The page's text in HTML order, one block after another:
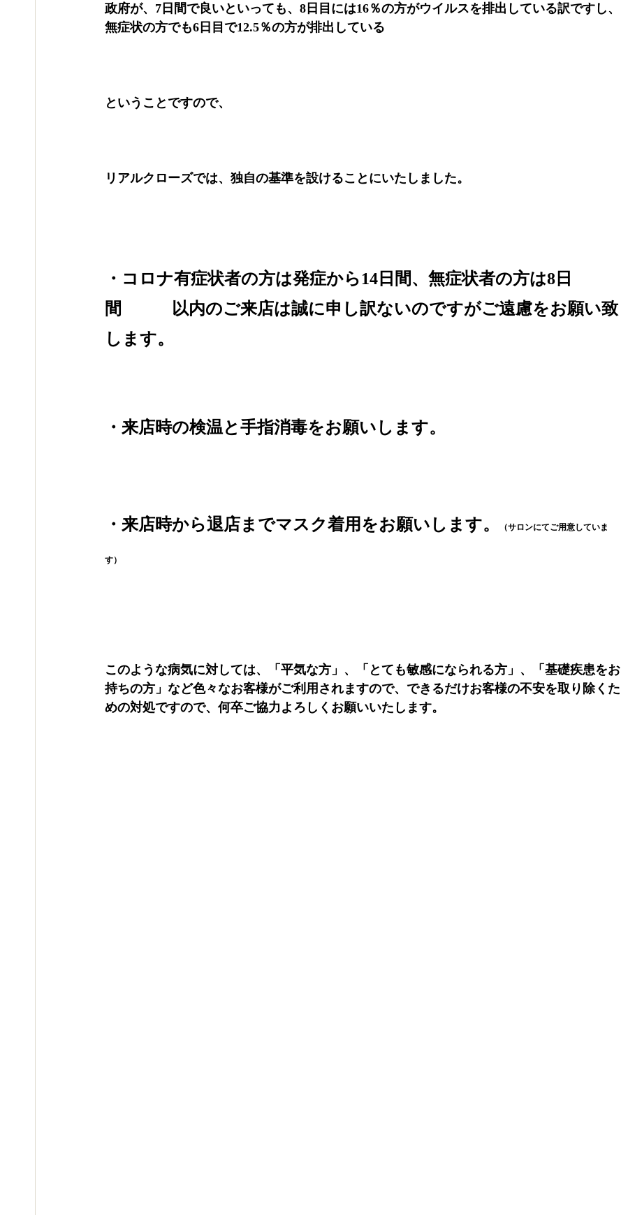
政府が、7日間で良いといっても、8日目には16％の方がウイルスを排出している訳ですし、
無症状の方でも6日目で12.5％の方が排出している
ということですので、
リアルクローズでは、独自の基準を設けることにいたしました。
・コロナ有症状者の方は発症から14日間、無症状者の方は8日
間　　　以内のご来店は誠に申し訳ないのですがご遠慮をお願い致
します。
・来店時の検温と手指消毒をお願いします。
・来店時から退店までマスク着用をお願いします。 （サロンにてご用意していま
す）
このような病気に対しては、「平気な方」、「とても敏感になられる方」、「基礎疾患をお
持ちの方」など色々なお客様がご利用されますので、できるだけお客様の不安を取り除くた
めの対処ですので、何卒ご協力よろしくお願いいたします。